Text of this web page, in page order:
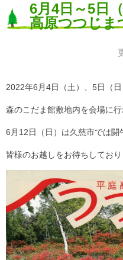
6月4日～5日
高原つつじま
2022年6月4日（土）、5日（
森のこだま館敷地内を会場に行
6月12日（日）は久慈市では闘
皆様のお越しをお待ちしており